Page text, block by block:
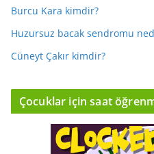
Burcu Kara kimdir?
Huzursuz bacak sendromu
Cüneyt Çakır kimdir?
Çocuklar için saat